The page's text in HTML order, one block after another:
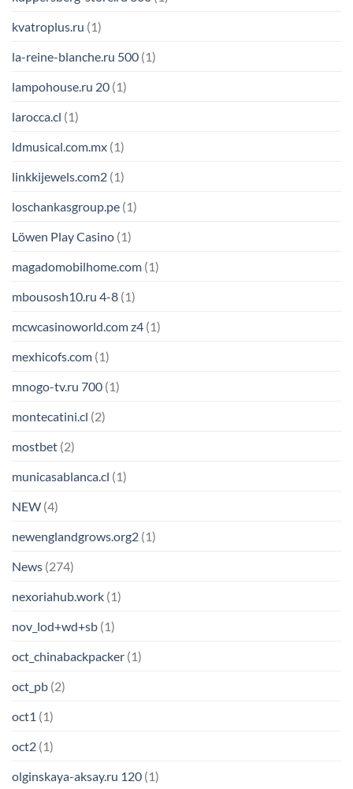
kvatroplus.ru (1)
la-reine-blanche.ru 500 (1)
lampohouse.ru 20 (1)
larocca.cl (1)
ldmusical.com.mx (1)
linkkijewels.com2 (1)
loschankasgroup.pe (1)
Löwen Play Casino (1)
magadomobilhome.com (1)
mbousosh10.ru 4-8 (1)
mcwcasinoworld.com z4 (1)
mexhicofs.com (1)
mnogo-tv.ru 700 (1)
montecatini.cl (2)
mostbet (2)
municasablanca.cl (1)
NEW (4)
newenglandgrows.org2 (1)
News (274)
nexoriahub.work (1)
nov_lod+wd+sb (1)
oct_chinabackpacker (1)
oct_pb (2)
oct1 (1)
oct2 (1)
olginskaya-aksay.ru 120 (1)